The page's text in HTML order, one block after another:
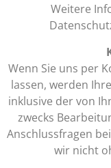
Weitere
Wenn Sie uns per
lassen, werden
inklusive der von
zwecks
Anschlussfragen
wir nicht